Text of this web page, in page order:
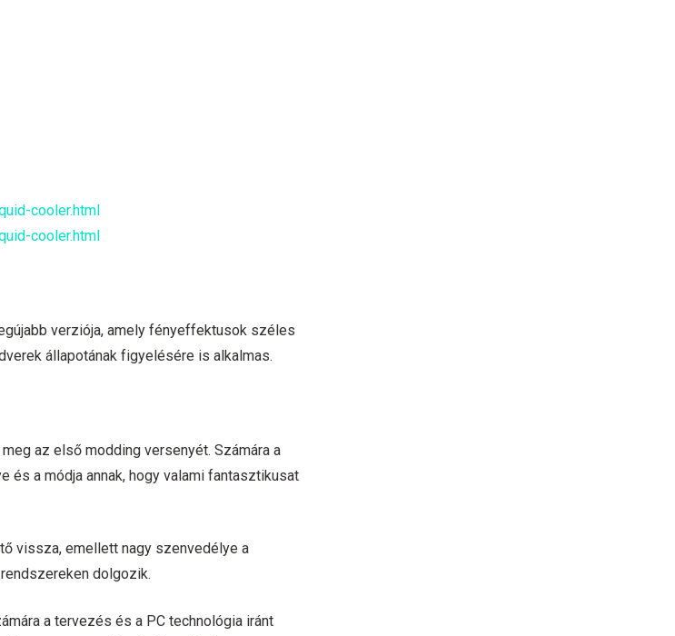
cooler.html
cooler.html
verziója, amely fényeffektusok széles
állapotának figyelésére is alkalmas.
az első modding versenyét. Számára a
és a módja annak, hogy valami fantasztikusat
vissza, emellett nagy szenvedélye a
rendszereken dolgozik.
a tervezés és a PC technológia iránt